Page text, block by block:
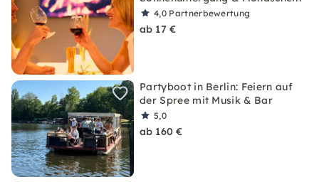
4,0 Partnerbewertung
ab 17 €
Partyboot in Berlin: Feiern auf
der Spree mit Musik & Bar
5,0
ab 160 €